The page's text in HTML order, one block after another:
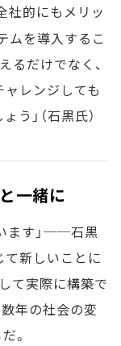
社的にもメリッ
ムを導入するこ
るだけでなく、
レンジしても
」（石黒氏）
と一緒に
ます」──石黒
て新しいことに
て実際に構築で
年の社会の変
。